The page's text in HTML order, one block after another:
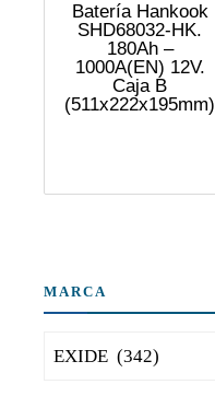
Batería Hankook
SHD68032-HK.
180Ah –
1000A(EN) 12V.
Caja B
(511x222x195mm)
MARCA